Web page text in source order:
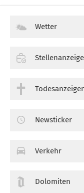
Wetter
Newsticker
Verkehr
Dolomiten